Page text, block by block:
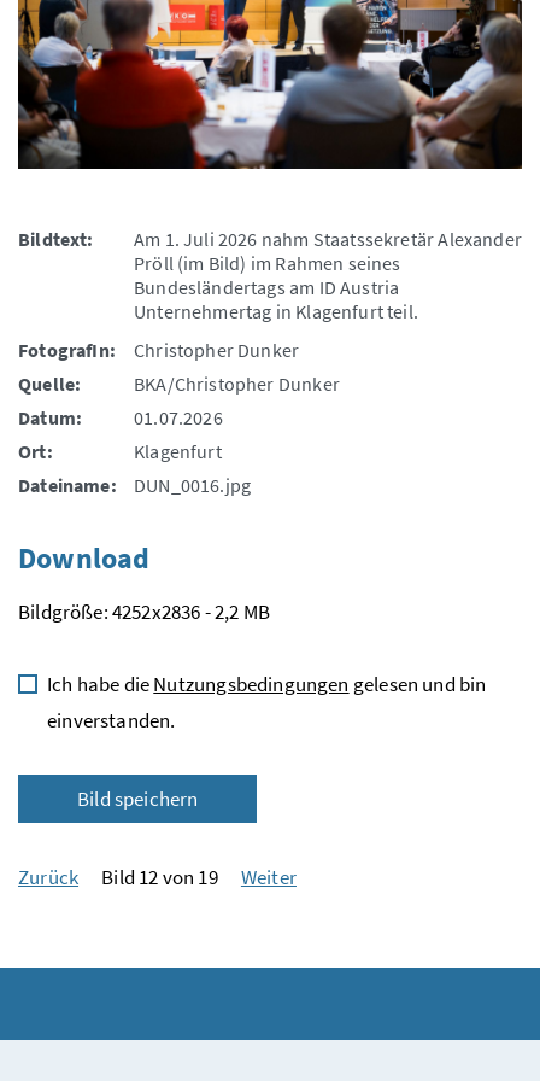
Bildtext:
Am 1. Juli 2026 nahm Staatssekretär Alexander
Pröll (im Bild) im Rahmen seines
Bundesländertags am ID Austria
Unternehmertag in Klagenfurt teil.
FotografIn:
Christopher Dunker
Quelle:
BKA/Christopher Dunker
Datum:
01.07.2026
Ort:
Klagenfurt
Dateiname:
DUN_0016.jpg
Download
Bildgröße: 4252x2836 - 2,2 MB
Ich habe dieNutzungsbedingungen gelesen und bin
einverstanden.
Bild speichern
Zurück Bild 12 von 19 Weiter